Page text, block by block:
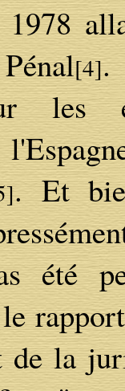
[4].
les
. Et
été
la